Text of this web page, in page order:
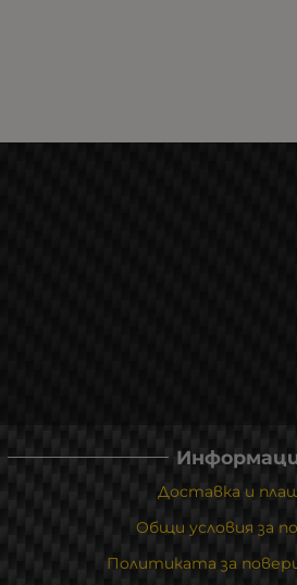
Доставка и
Общи условия за
Политиката за